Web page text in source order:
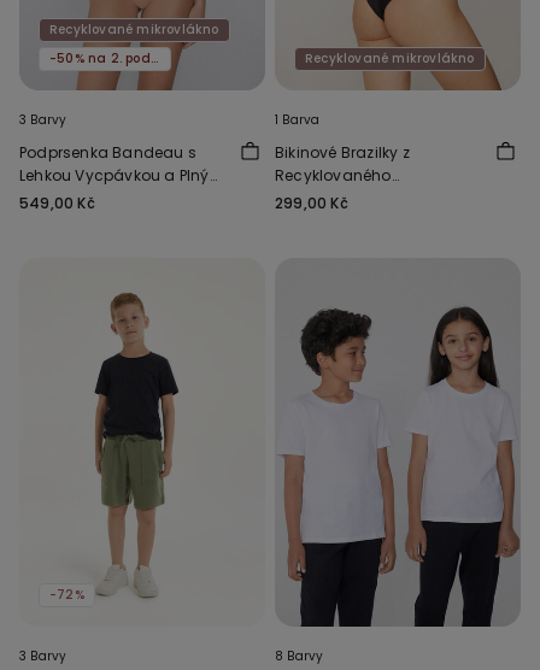
Recyklované mikrovlákno
-50% na 2. podprsenku
3 Barvy
Podprsenka Bandeau s
Lehkou Vycpávkou a Plným
Krytím z Recyklovaného
549,00 Kč
Recyklované mikrovlákno
1 Barva
Bikinové Brazilky z
Recyklovaného
Mikrovlákna
299,00 Kč
-72%
3 Barvy 8 Barvy